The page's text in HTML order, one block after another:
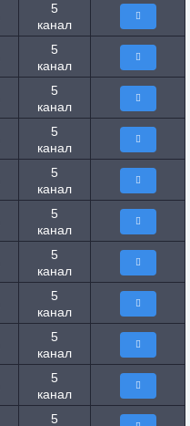
5
канал
5
канал
5
канал
5
канал
5
канал
5
канал
5
канал
5
канал
5
канал
5
канал
5